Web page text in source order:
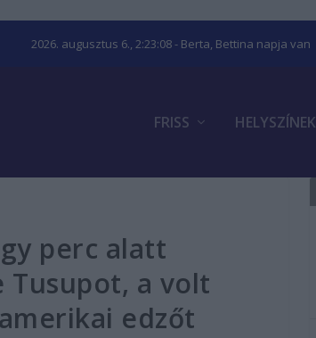
2026. augusztus 6., 2:23:09- Berta, Bettina napja van
FRISS HELYSZÍNEK
perc alatt
Tusupot, a volt
edzőt